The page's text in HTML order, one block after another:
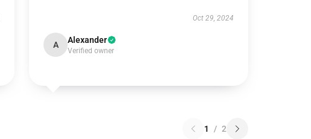
Oct 29, 2024
A Alexander
Verified owner
1 / 2